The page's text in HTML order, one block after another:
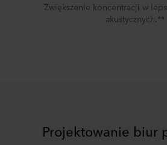
Zwiększenie koncentracji w
akustycznych.**
Projektowanie biur